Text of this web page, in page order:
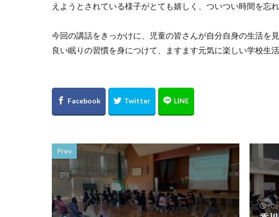
えようとされている様子がとても嬉しく、ついつい時間を忘
今回の講話をきっかけに、児童の皆さんが自分自身の生活を
良い眠りの習慣を身につけて、ますます元気に楽しい学校生
Prev